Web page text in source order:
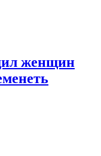
женщин